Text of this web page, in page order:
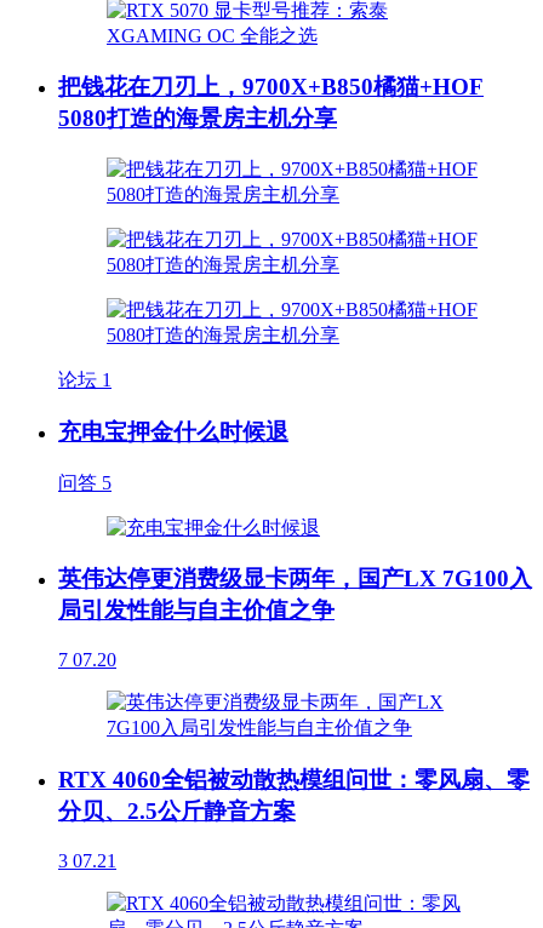
把钱花在刀刃上，9700X+B850橘猫+HOF
5080打造的海景房主机分享
论坛 1
充电宝押金什么时候退
问答 5
英伟达停更消费级显卡两年，国产LX 7G100入
局引发性能与自主价值之争
7 07.20
RTX 4060全铝被动散热模组问世：零风扇、零
分贝、2.5公斤静音方案
3 07.21